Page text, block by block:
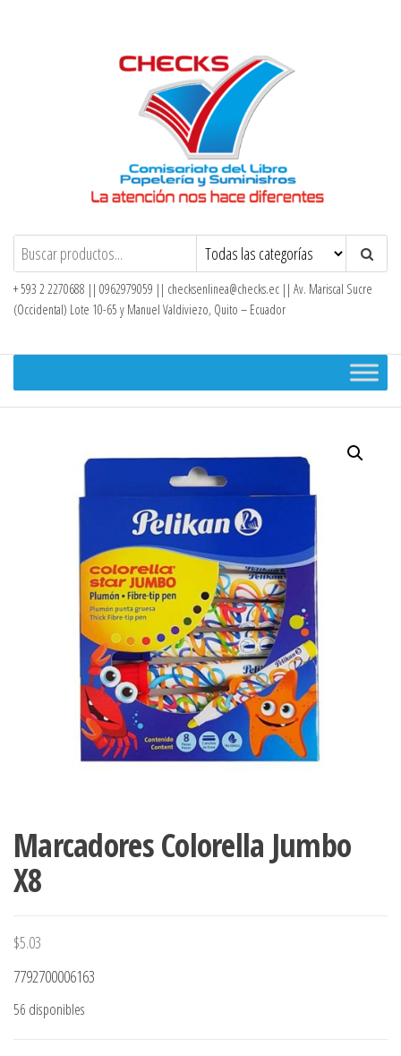
Checks – Tienda en Línea
+ 593 2 2270688 || 0962979059 || checksenlinea@checks.ec || Av. Mariscal Sucre
(Occidental) Lote 10-65 y Manuel Valdiviezo, Quito – Ecuador
Marcadores Colorella Jumbo
X8
$5.03
7792700006163
56 disponibles